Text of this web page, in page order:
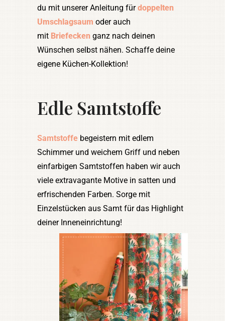
du mit unserer Anleitung fürdoppelten
Umschlagsaum oder auch
mit Briefecken ganz nach deinen
Wünschen selbst nähen. Schaffe deine
eigene Küchen-Kollektion!
Edle Samtstoffe
Samtstoffe begeistern mit edlem
Schimmer und weichem Griff und neben
einfarbigen Samtstoffen haben wir auch
viele extravagante Motive in satten und
erfrischenden Farben. Sorge mit
Einzelstücken aus Samt für das Highlight
deiner Inneneinrichtung!